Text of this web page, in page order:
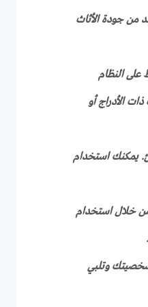
من جودة الأثاث
على النظام
الأدراج أو
يمكنك استخدام
خلال استخدام
شخصيتك وتلبي